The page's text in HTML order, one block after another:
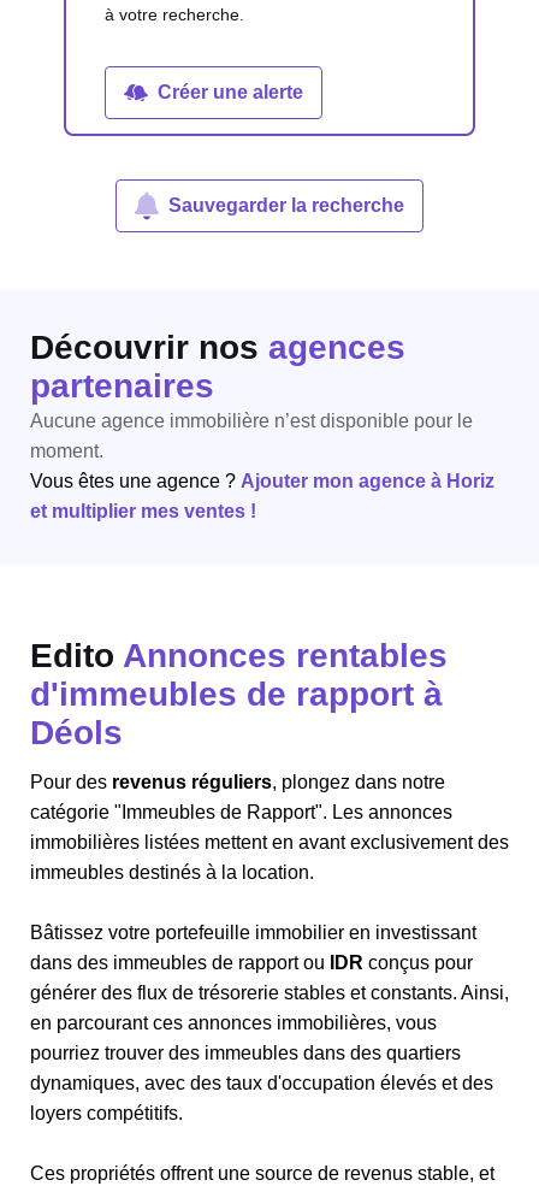
à votre recherche.
Créer une alerte
Sauvegarder la recherche
Découvrir nos agences
partenaires
Aucune agence immobilière n’est disponible pour le
moment.
Vous êtes une agence ? Ajouter mon agence à Horiz
et multiplier mes ventes !
Edito Annonces rentables
d'immeubles de rapport à
Déols
Pour des revenus réguliers, plongez dans notre
catégorie "Immeubles de Rapport". Les annonces
immobilières listées mettent en avant exclusivement des
immeubles destinés à la location.
Bâtissez votre portefeuille immobilier en investissant
dans des immeubles de rapport ou
IDR conçus pour
générer des flux de trésorerie stables et constants. Ainsi,
en parcourant ces annonces immobilières, vous
pourriez trouver des immeubles dans des quartiers
dynamiques, avec des taux d'occupation élevés et des
loyers compétitifs.
Ces propriétés offrent une source de revenus stable, et